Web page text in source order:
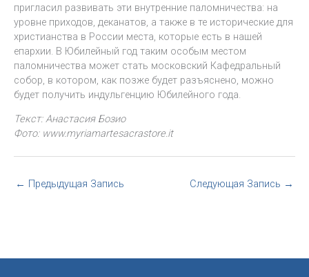
пригласил развивать эти внутренние паломничества: на
уровне приходов, деканатов, а также в те исторические для
христианства в России места, которые есть в нашей
епархии. В Юбилейный год таким особым местом
паломничества может стать московский Кафедральный
собор, в котором, как позже будет разъяснено, можно
будет получить индульгенцию Юбилейного года.
Текст: Анастасия Бозио
Фото: www.myriamartesacrastore.it
← Предыдущая Запись Следующая Запись →